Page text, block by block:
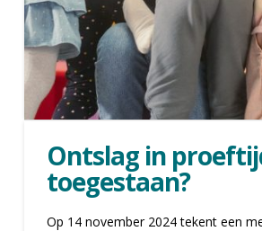
Ontslag in
toegestaan?
Op 14 november 2024 tekent een